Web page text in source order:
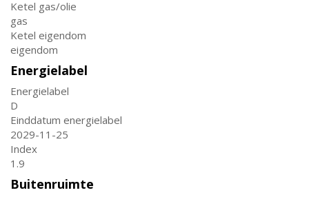
Ketel gas/olie
gas
Ketel eigendom
eigendom
Energielabel
Energielabel
D
Einddatum energielabel
2029-11-25
Index
1.9
Buitenruimte